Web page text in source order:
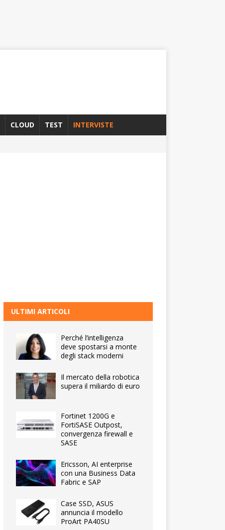
CLOUD TEST INTERVISTE
ULTIMI ARTICOLI
Perché l’intelligenza
deve spostarsi a monte
degli stack moderni
Il mercato della robotica
supera il miliardo di euro
Fortinet 1200G e
FortiSASE Outpost,
convergenza firewall e
SASE
Ericsson, AI enterprise
con una Business Data
Fabric e SAP
Case SSD, ASUS
annuncia il modello
ProArt PA40SU